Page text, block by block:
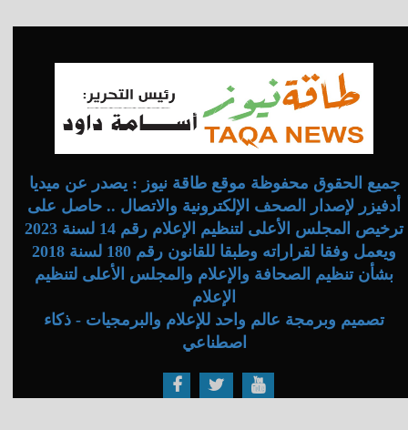
جميع الحقوق محفوظة موقع طاقة نيوز : يصدر عن ميديا
أدفيزر لإصدار الصحف الإلكترونية والاتصال .. حاصل على
ترخيص المجلس الأعلى لتنظيم الإعلام رقم 14 لسنة 2023
ويعمل وفقا لقراراته وطبقا للقانون رقم 180 لسنة 2018
بشأن تنظيم الصحافة والإعلام والمجلس الأعلى لتنظيم
الإعلام
تصميم وبرمجة عالم واحد للإعلام والبرمجيات - ذكاء
اصطناعي